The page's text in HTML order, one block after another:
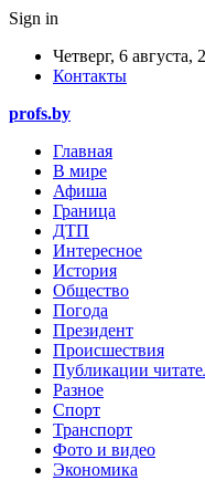
Sign in
Четверг, 6 августа,
Контакты
profs.by
Главная
В мире
Афиша
Граница
ДТП
Интересное
История
Общество
Погода
Президент
Происшествия
Публикации
Разное
Спорт
Транспорт
Фото и видео
Экономика